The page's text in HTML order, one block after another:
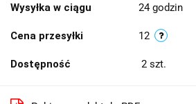
Wysyłka w ciągu 24 godzin
Cena przesyłki 12
Dostępność 2 szt.